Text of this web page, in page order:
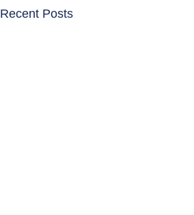
Recent Posts